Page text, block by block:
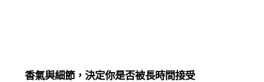
香氣與細節，決定你是否被長時間接受